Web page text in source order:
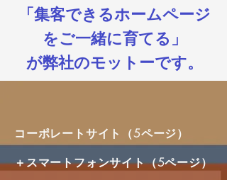
「集客できるホームページ
をご一緒に育てる」​
が弊社のモットーです。
コーポレートサイト（5ページ）
＋スマートフォンサイト（5ページ）